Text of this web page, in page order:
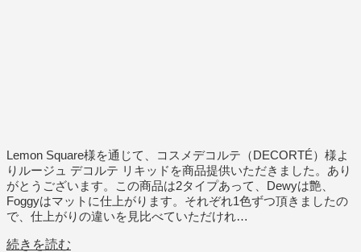
Lemon Square様を通じて、コスメデコルテ（DECORTÉ）様よ
りルージュ デコルテ リキッドを商品提供いただきました。あり
がとうございます。この商品は2タイプあって、Dewyは艶、
Foggyはマットに仕上がります。それぞれ1色ずつ頂きましたの
で、仕上がりの違いを見比べていただけれ…
続きを読む